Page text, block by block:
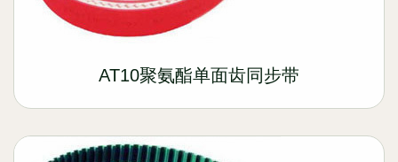
AT10聚氨酯单面齿同步带